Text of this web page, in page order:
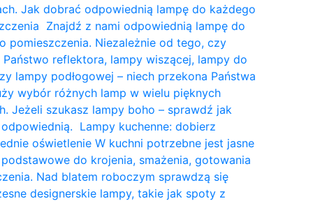
Jak dobrać odpowiednią lampę do każdego
Znajdź z nami odpowiednią lampę do
pomieszczenia. Niezależnie od tego, czy
Państwo reflektora, lampy wiszącej, lampy do
lampy podłogowej – niech przekona Państwa
wybór różnych lamp w wielu pięknych
Jeżeli szukasz lampy boho – sprawdź jak
Lampy kuchenne: dobierz
oświetlenie W kuchni potrzebne jest jasne
podstawowe do krojenia, smażenia, gotowania
Nad blatem roboczym sprawdzą się
designerskie lampy, takie jak spoty z